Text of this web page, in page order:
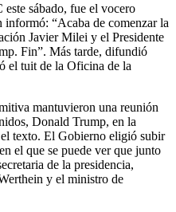
sábado, fue el vocero
“Acaba de comenzar la
Javier Milei y el Presidente
Fin”. Más tarde, difundió
el tuit de la Oficina de la
mantuvieron una reunión
Donald Trump, en la
texto. El Gobierno eligió subir
el que se puede ver que junto
de la presidencia,
y el ministro de